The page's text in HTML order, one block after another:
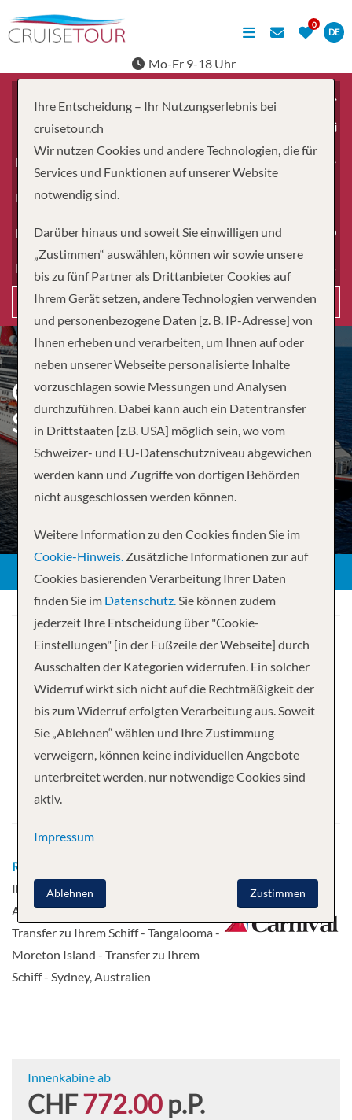
DE
Mo-Fr 9-18 Uhr
Erwachsene
Kinder
Dauer
Reiseart
Suchen
GREAT BARRIER REEF AB
SYDNEY, AUSTRALIEN
Ihre Kreuzfahrt
9 NächteCarnival Splendor
Abfahrt
Route
Ihrem Schiff - Transfer zu Ihrem Schiff -
Airlie Beach - Cairns - Willis Island -
Transfer zu Ihrem Schiff - Tangalooma -
Moreton Island - Transfer zu Ihrem
Schiff - Sydney, Australien
Innenkabine ab
CHF772.00 p.P.
Ihre Entscheidung – Ihr Nutzungserlebnis bei
cruisetour.ch
Wir nutzen Cookies und andere Technologien, die für
Services und Funktionen auf unserer Website
notwendig sind.
Darüber hinaus und soweit Sie einwilligen und
„Zustimmen“ auswählen, können wir sowie unsere
bis zu fünf Partner als Drittanbieter Cookies auf
Ihrem Gerät setzen, andere Technologien verwenden
und personenbezogene Daten [z. B. IP-Adresse] von
Ihnen erheben und verarbeiten, um Ihnen auf oder
neben unserer Webseite personalisierte Inhalte
vorzuschlagen sowie Messungen und Analysen
durchzuführen. Dabei kann auch ein Datentransfer
in Drittstaaten [z.B. USA] möglich sein, wo vom
Schweizer- und EU-Datenschutzniveau abgewichen
werden kann und Zugriffe von dortigen Behörden
nicht ausgeschlossen werden können.
Weitere Information zu den Cookies finden Sie im
Cookie-Hinweis. Zusätzliche Informationen zur auf
Cookies basierenden Verarbeitung Ihrer Daten
finden Sie im Datenschutz.Sie können zudem
jederzeit Ihre Entscheidung über "Cookie-
Einstellungen" [in der Fußzeile der Webseite] durch
Ausschalten der Kategorien widerrufen. Ein solcher
Widerruf wirkt sich nicht auf die Rechtmäßigkeit der
bis zum Widerruf erfolgten Verarbeitung aus. Soweit
Sie „Ablehnen“ wählen und Ihre Zustimmung
verweigern, können keine individuellen Angebote
unterbreitet werden, nur notwendige Cookies sind
aktiv.
Impressum
Zustimmen
Ablehnen